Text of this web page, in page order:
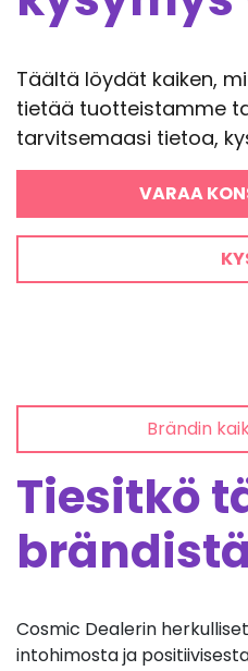
Täältä löydät kaiken,
tietää tuotteistamme
tarvitsemaasi tietoa,
VARAA
Brändin
Tiesitkö
Cosmic Dealerin
intohimosta ja